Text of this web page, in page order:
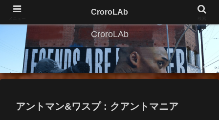
CroroLAb
アントマン&ワスプ : クアントマニア
CroroLAb